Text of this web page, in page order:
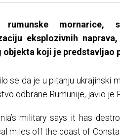
rumunske mornarice,
eksplozivnih
objekta koji je predstavljao
se da je u pitanju ukrajinski
odbrane Rumunije, javio je
military says it has
miles off the coast of